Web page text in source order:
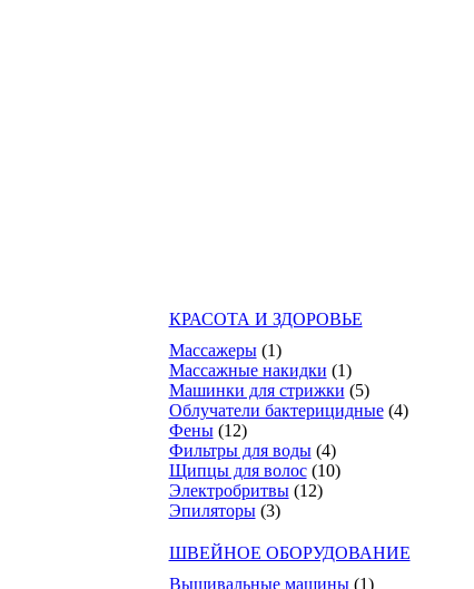
КРАСОТА И ЗДОРОВЬЕ
Массажеры (1)
Массажные накидки (1)
Машинки для стрижки (5)
Облучатели бактерицидные (4)
Фены (12)
Фильтры для воды (4)
Щипцы для волос (10)
Электробритвы (12)
Эпиляторы (3)
ШВЕЙНОЕ ОБОРУДОВАНИЕ
Вышивальные машины (1)